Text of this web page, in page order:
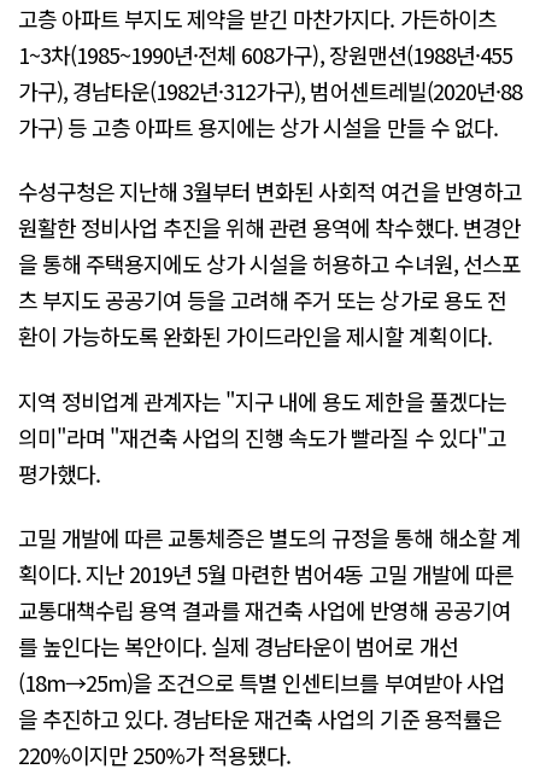
고층 아파트 부지도 제약을 받긴 마찬가지다. 가든하이츠
1~3차(1985~1990년·전체 608가구), 장원맨션(1988년·455
가구), 경남타운(1982년·312가구), 범어센트레빌(2020년·88
가구) 등 고층 아파트 용지에는 상가 시설을 만들 수 없다.
수성구청은 지난해 3월부터 변화된 사회적 여건을 반영하고
원활한 정비사업 추진을 위해 관련 용역에 착수했다. 변경안
을 통해 주택용지에도 상가 시설을 허용하고 수녀원, 선스포
츠 부지도 공공기여 등을 고려해 주거 또는 상가로 용도 전
환이 가능하도록 완화된 가이드라인을 제시할 계획이다.
지역 정비업계 관계자는 "지구 내에 용도 제한을 풀겠다는
의미"라며 "재건축 사업의 진행 속도가 빨라질 수 있다"고
평가했다.
고밀 개발에 따른 교통체증은 별도의 규정을 통해 해소할 계
획이다. 지난 2019년 5월 마련한 범어4동 고밀 개발에 따른
교통대책수립 용역 결과를 재건축 사업에 반영해 공공기여
를 높인다는 복안이다. 실제 경남타운이 범어로 개선
(18m→25m)을 조건으로 특별 인센티브를 부여받아 사업
을 추진하고 있다. 경남타운 재건축 사업의 기준 용적률은
220%이지만 250%가 적용됐다.